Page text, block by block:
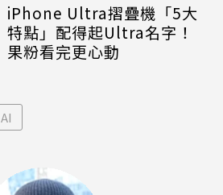
iPhone Ultra摺疊機「5大
特點」配得起Ultra名字！
果粉看完更心動
AI